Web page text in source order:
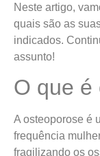
Neste artigo,
quais são as
indicados.
assunto!
O que é
A osteoporose é
frequência
fragilizando os